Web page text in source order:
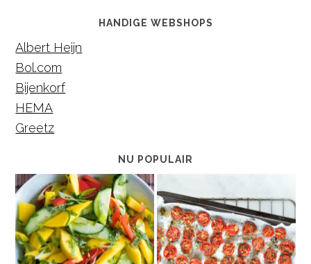
HANDIGE WEBSHOPS
Albert Heijn
Bol.com
Bijenkorf
HEMA
Greetz
NU POPULAIR